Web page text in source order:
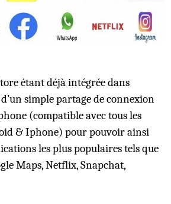
étant déjà intégrée dans
simple partage de connexion
(compatible avec tous les
& Iphone) pour pouvoir ainsi
les plus populaires tels que
Maps, Netflix, Snapchat,